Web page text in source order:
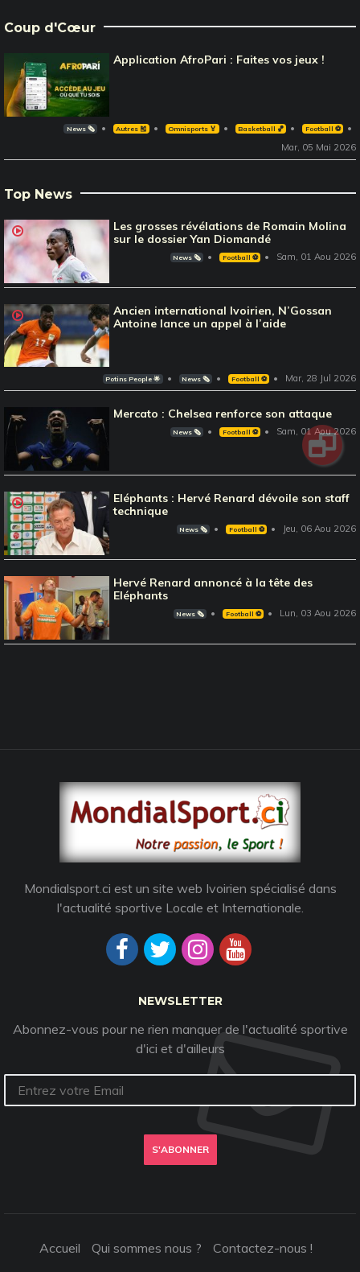
Coup d'Cœur
Application AfroPari : Faites vos jeux !
News 🗞️ Autres 🎽 Omnisports 🏅 Basketball 🏀 Football ⚽️
Mar, 05 Mai 2026
Top News
Les grosses révélations de Romain Molina
sur le dossier Yan Diomandé
News 🗞️ Football ⚽️ Sam, 01 Aou 2026
Ancien international Ivoirien, N’Gossan
Antoine lance un appel à l’aide
Potins People 🌟 News 🗞️ Football ⚽️ Mar, 28 Jul 2026
Mercato : Chelsea renforce son attaque
News 🗞️ Football ⚽️ Sam, 01 Aou 2026
Eléphants : Hervé Renard dévoile son staff
technique
News 🗞️ Football ⚽️ Jeu, 06 Aou 2026
Hervé Renard annoncé à la tête des
Eléphants
News 🗞️ Football ⚽️ Lun, 03 Aou 2026
Mondialsport.ci est un site web Ivoirien spécialisé dans
l'actualité sportive Locale et Internationale.
NEWSLETTER
Abonnez-vous pour ne rien manquer de l'actualité sportive
d'ici et d'ailleurs
S'ABONNER
Accueil Qui sommes nous ? Contactez-nous !